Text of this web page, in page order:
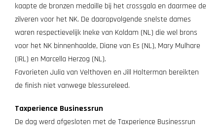
kaapte de bronzen medaille bij het crossgala en daarmee de
zilveren voor het NK. De daaropvolgende snelste dames
waren respectievelijk Ineke van Koldam (NL) die wel brons
voor het NK binnenhaalde, Diane van Es (NL), Mary Mulhare
(IRL) en Marcella Herzog (NL).
Favorieten Julia van Velthoven en Jill Holterman bereikten
de finish niet vanwege blessureleed.
Taxperience Businessrun
De dag werd afgesloten met de Taxperience Businessrun